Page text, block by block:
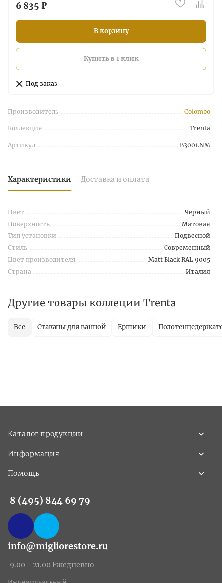
6 835 ₽
В корзину
Купить в 1 клик
Под заказ
Производитель Colombo
Коллекция Trenta
Артикул B3001.NM
Характеристики Доставка и оплата
Цвет
Черный
Поверхность
Матовая
Тип установки
Подвесной
Стиль
Современный
Цвет производителя
Matt Black RAL 9005
Страна
Италия
Другие товары коллеции Trenta
Все Стаканы для ванной Ершики
Каталог продукции
Информация
Помощь
8 (495) 844 69 79
info@migliorestore.ru
9.00 - 21.00 Ежедневно